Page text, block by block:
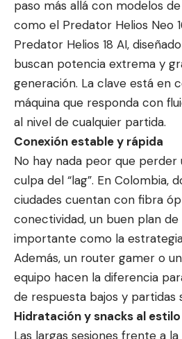
paso más allá con modelos
como el Predator Helios Neo
Predator Helios 18 AI,
buscan potencia extrema y
generación. La clave está en
máquina que responda con
al nivel de cualquier partida.
Conexión estable y rápida
No hay nada peor que
culpa del “lag”. En Colombia,
ciudades cuentan con fibra
conectividad, un buen plan
importante como la
Además, un router gamer o
equipo hacen la diferencia
de respuesta bajos y partidas
Hidratación y snacks al
Las largas sesiones frente a